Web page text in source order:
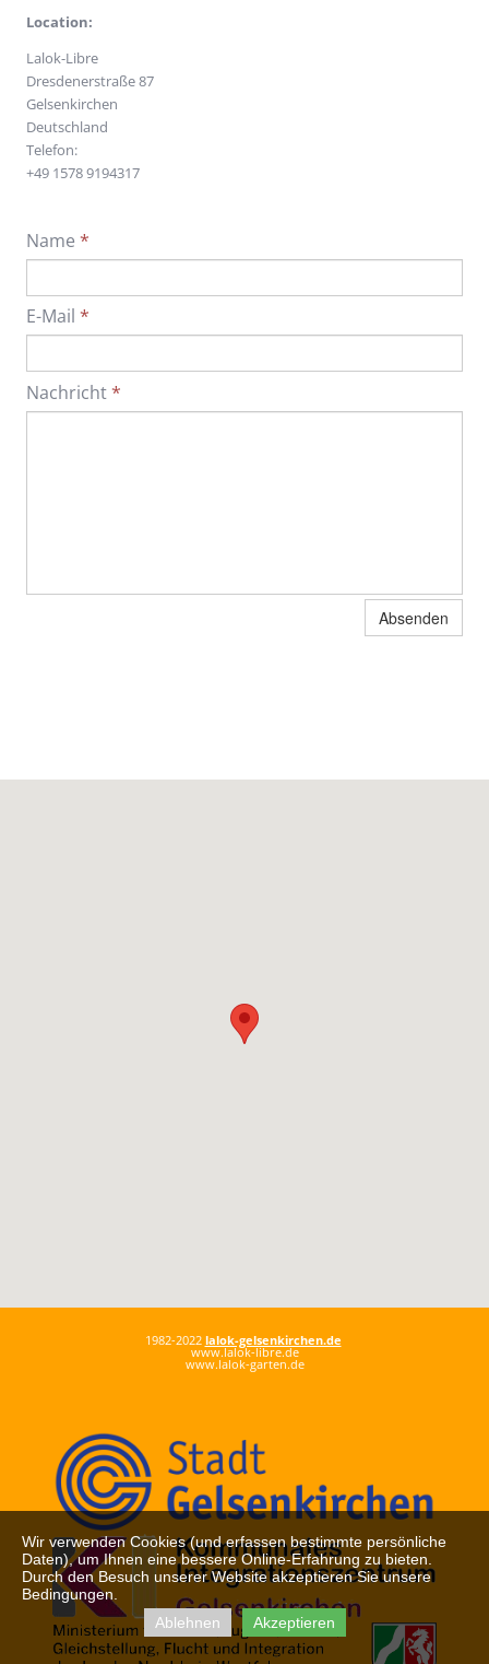
Location:
Lalok-Libre
Dresdenerstraße 87
Gelsenkirchen
Deutschland
Telefon:
+49 1578 9194317
Name *
E-Mail *
Nachricht*
Absenden
1982-2022 lalok-gelsenkirchen.de
www.lalok-libre.de
www.lalok-garten.de
Wir verwenden Cookies (und erfassen bestimmte persönliche
Daten), um Ihnen eine bessere Online-Erfahrung zu bieten.
Durch den Besuch unserer Website akzeptieren Sie unsere
Bedingungen.
Ablehnen
Akzeptieren